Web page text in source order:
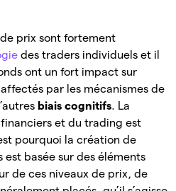
prix sont fortement
des traders individuels et il
ont un fort impact sur
par les mécanismes de
biais cognitifs. La
et du trading est
pourquoi la création de
basée sur des éléments
de ces niveaux de prix, de